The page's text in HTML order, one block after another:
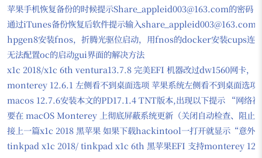
苹果手机恢复备份的时候提示Share_appleid003@163.com的密码
通过iTunes备份恢复后软件提示输入share_appleid003@163.com
hpgen8安装fnos，折腾光驱位启动，用fnos的docker安装cups连
无法配置oc的启动gui界面的解决方法
x1c 2018/x1c 6th ventura13.7.8 完美EFI 机器改过dw1560网卡，
monterey 12.6.1 左侧看不到桌面选项 苹果系统左侧看不到桌面选项
macos 12.7.6安装本文的PD17.1.4 TNT版本,出现以下提示 “网络
要在 macOS Monterey 上彻底屏蔽系统更新（关闭自动检查、阻止
接上一篇x1c 2018 黑苹果 如果下载hackintool一打开就显示“意外
tinkpad x1c 2018/ tinkpad x1c 6th 黑苹果EFI 支持monterey